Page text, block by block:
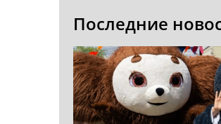
Последние